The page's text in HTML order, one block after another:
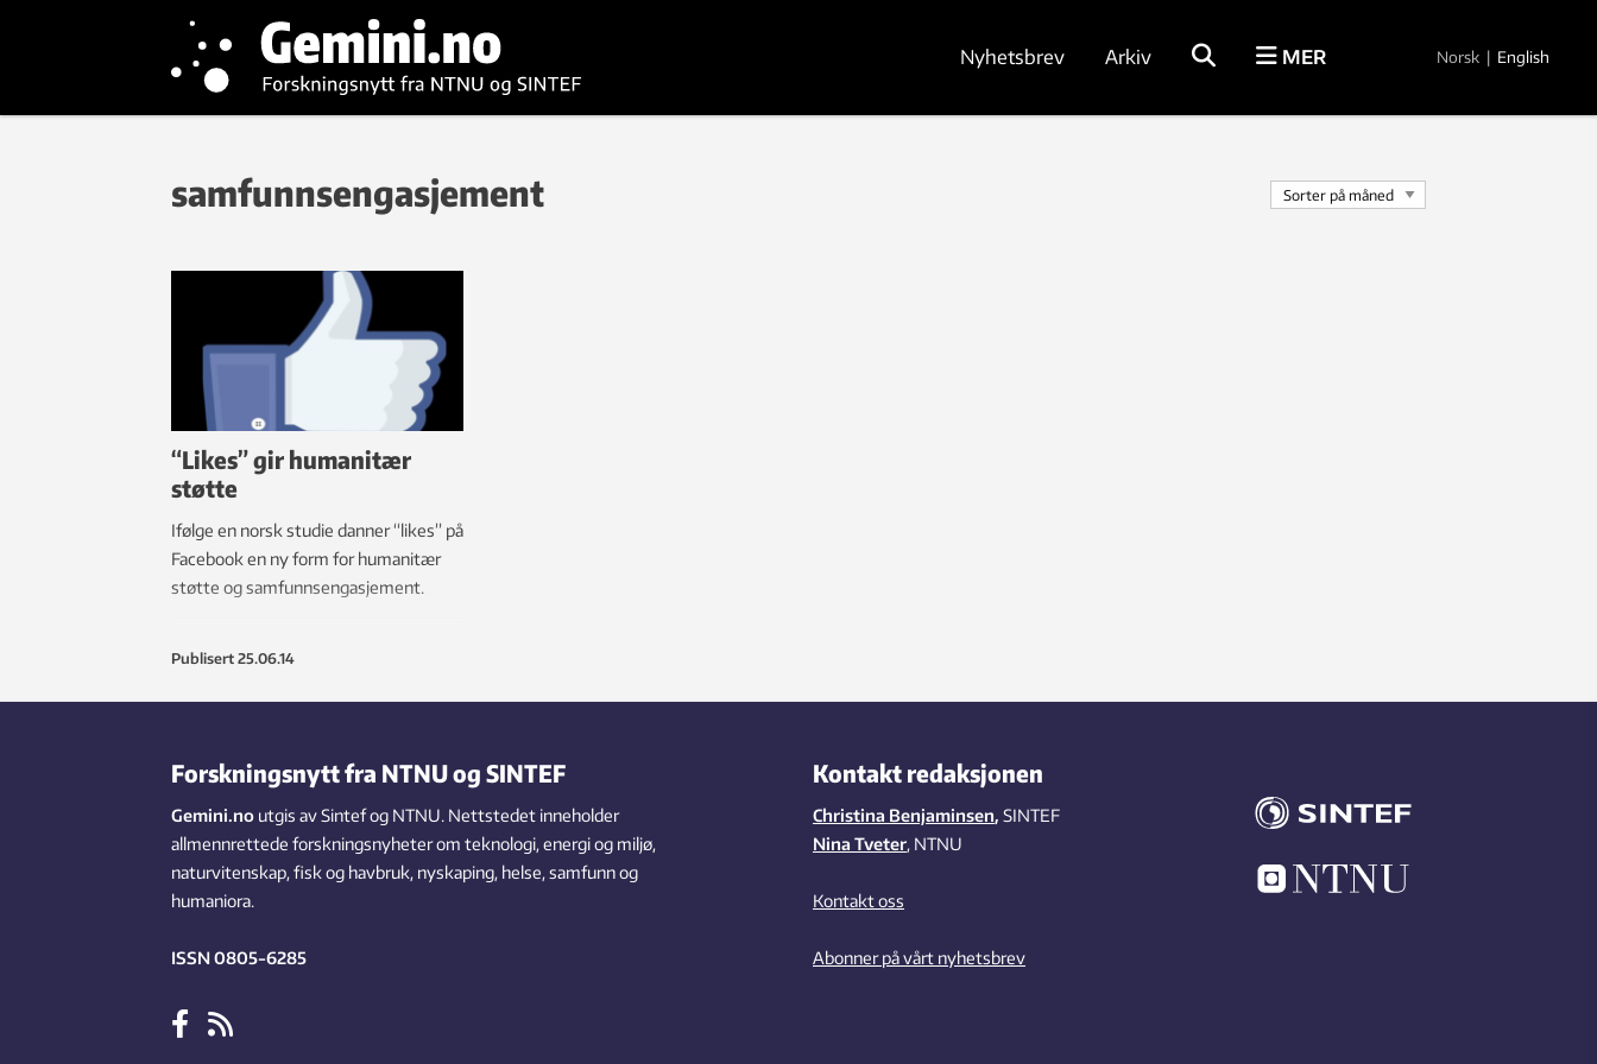
Nyhetsbrev Arkiv MER Norsk | English
samfunnsengasjement
“Likes” gir humanitær
støtte
Ifølge en norsk studie danner “likes” på
Facebook en ny form for humanitær
støtte og samfunnsengasjement.
Publisert 25.06.14
Forskningsnytt fra NTNU og SINTEF
Gemini.no utgis av Sintef og NTNU. Nettstedet inneholder
allmennrettede forskningsnyheter om teknologi, energi og miljø,
naturvitenskap, fisk og havbruk, nyskaping, helse, samfunn og
humaniora.
ISSN 0805-6285
Kontakt redaksjonen
Christina Benjaminsen, SINTEF
Nina Tveter, NTNU
Kontakt oss
Abonner på vårt nyhetsbrev